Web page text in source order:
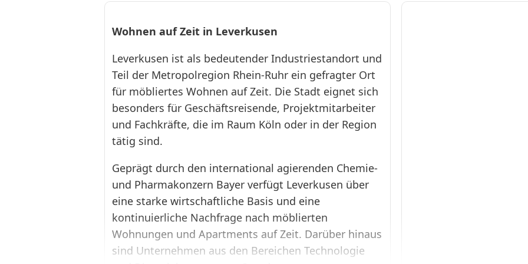
LEV920
Leverkusen-
Rheindorf
36qm M
77 € pro Tag ·
Monatsmiete €:
2310 €
Elegantes
Superior Studio in
Leverkusen-
Rheindorf für 4
Pers., mit
Boxspringbett,
Designerküche,
Wohnen auf Zeit in Leverkusen
Leverkusen ist als bedeutender Industriestandort und
Teil der Metropolregion Rhein-Ruhr ein gefragter Ort
für möbliertes Wohnen auf Zeit. Die Stadt eignet sich
besonders für Geschäftsreisende, Projektmitarbeiter
und Fachkräfte, die im Raum Köln oder in der Region
tätig sind.
Geprägt durch den international agierenden Chemie-
und Pharmakonzern Bayer verfügt Leverkusen über
eine starke wirtschaftliche Basis und eine
kontinuierliche Nachfrage nach möblierten
Wohnungen und Apartments auf Zeit. Darüber hinaus
sind Unternehmen aus den Bereichen Technologie